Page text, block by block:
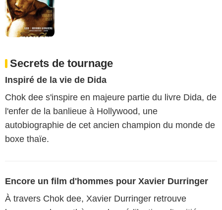
Secrets de tournage
Inspiré de la vie de Dida
Chok dee s'inspire en majeure partie du livre Dida, de
l'enfer de la banlieue à Hollywood, une
autobiographie de cet ancien champion du monde de
boxe thaïe.
Encore un film d'hommes pour Xavier Durringer
À travers Chok dee, Xavier Durringer retrouve